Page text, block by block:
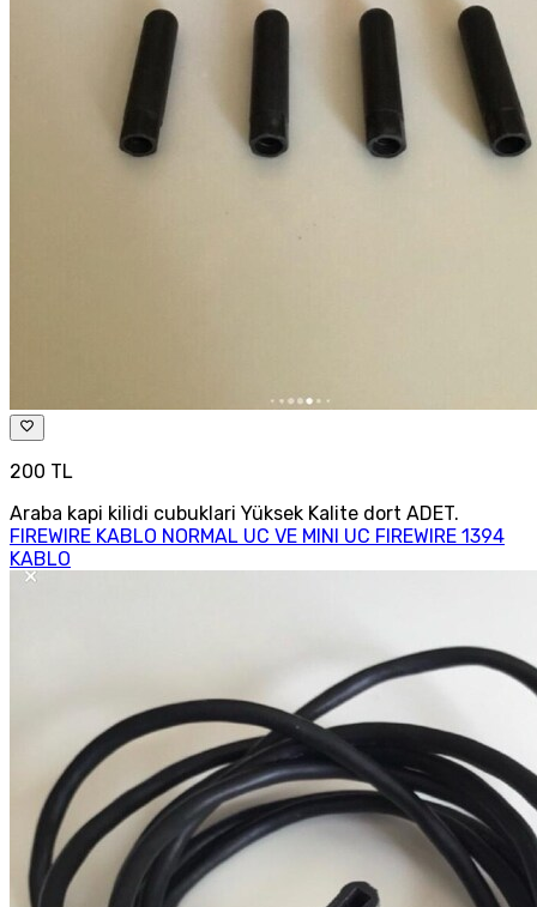
200 TL
Araba kapi kilidi cubuklari Yüksek Kalite dort ADET.
FIREWIRE KABLO NORMAL UC VE MINI UC FIREWIRE 1394
KABLO